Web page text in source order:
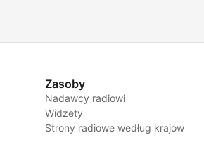
Zasoby
Nadawcy radiowi
Widżety
Strony radiowe według krajów